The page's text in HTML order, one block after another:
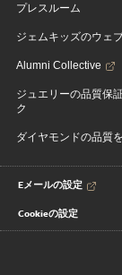
プレスルーム
ジェムキッズのウェ
Alumni Collective
ジュエリーの品質保
ク
ダイヤモンドの品質
Eメールの設定
Cookieの設定